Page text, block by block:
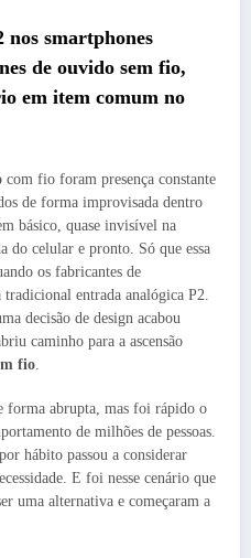
smartphones
de ouvido sem fio,
em item comum no
com fio foram presença constante
de forma improvisada dentro
básico, quase invisível na
do celular e pronto. Só que essa
os fabricantes de
entrada analógica P2.
decisão de design acabou
caminho para a ascensão
fio
forma abrupta, mas foi rápido o
de milhões de pessoas.
por hábito passou a considerar
E foi nesse cenário que
uma alternativa e começaram a